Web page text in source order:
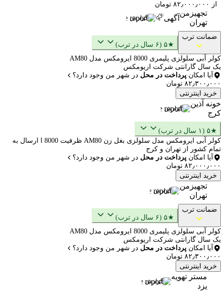
از ۸۲٫۰۰۰٫۰۰۰ تومان
تجهیزمن
تهران
آگهی گزارش
ضمانت ترب
★۵ (۶ سال در ترب)
کولر آبی سلولزی پلیمری 8000 ایرومکس مدل AM80
یک سال گارانتی شرکت اریومکس
آیا امکان پرداخت در محل در شهر من وجود دارد؟
۸۲٫۳۰۰٫۰۰۰ تومان
خرید اینترنتی
خونه آذین
کرج
گزارش
★۵ (۱ سال در ترب)
کولر آبی ایرومکس مدل سلولزی بغل زن AM80 ظرفیت 8000 ا ارسال به
تمام کشور از تهران و کرج
آیا امکان پرداخت در محل در شهر من وجود دارد؟
۸۲٫۰۰۰٫۰۰۰ تومان
خرید اینترنتی
تجهیزمن
تهران
گزارش
ضمانت ترب
★۵ (۶ سال در ترب)
کولر آبی سلولزی پلیمری 8000 ایرومکس مدل AM80
یک سال گارانتی شرکت اریومکس
آیا امکان پرداخت در محل در شهر من وجود دارد؟
۸۲٫۳۰۰٫۰۰۰ تومان
خرید اینترنتی
مستر تهویه
یزد
گزارش